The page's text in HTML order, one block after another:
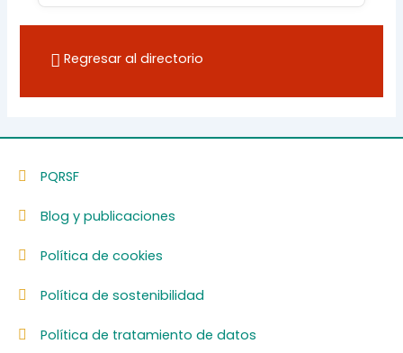
Regresar al directorio
PQRSF
Blog y publicaciones
Política de cookies
Política de sostenibilidad
Política de tratamiento de datos